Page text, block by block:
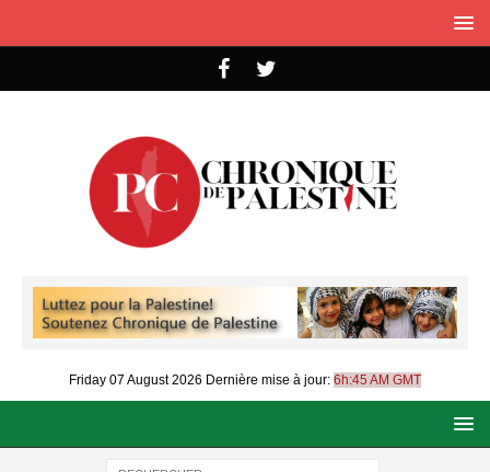
Friday 07 August 2026 Dernière mise à jour: 6h:45 AM GMT